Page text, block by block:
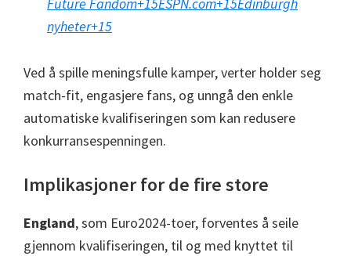
nyheter+15
Ved å spille meningsfulle kamper, verter holder seg
match-fit, engasjere fans, og unngå den enkle
automatiske kvalifiseringen som kan redusere
konkurransespenningen.
Implikasjoner for de fire store
England, som Euro2024-toer, forventes å seile
gjennom kvalifiseringen, til og med knyttet til